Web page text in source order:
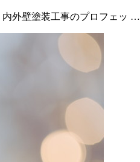
内外壁塗装工事のプロフェッ …